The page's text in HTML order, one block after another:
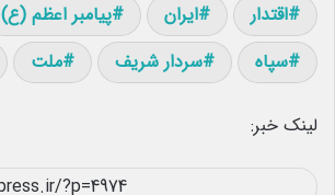
اقتدار ایران پیامبر اعظم (ع)
سپاه
سردار شریف ملت
لینک خبر: